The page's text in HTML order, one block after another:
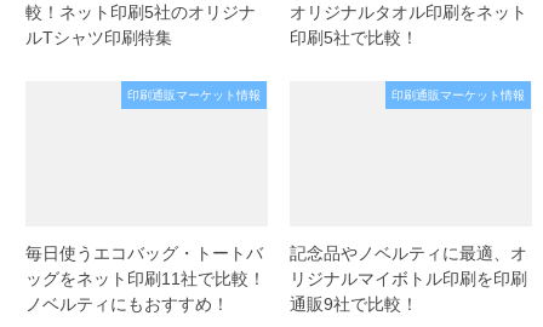
較！ネット印刷5社のオリジナ
ルTシャツ印刷特集
オリジナルタオル印刷をネット
印刷5社で比較！
印刷通販マーケット情報
毎日使うエコバッグ・トートバ
ッグをネット印刷11社で比較！
ノベルティにもおすすめ！
印刷通販マーケット情報
記念品やノベルティに最適、オ
リジナルマイボトル印刷を印刷
通販9社で比較！